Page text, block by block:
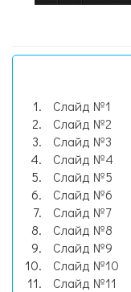
Слайд №1
Слайд №2
Слайд №3
Слайд №4
Слайд №5
Слайд №6
Слайд №7
Слайд №8
Слайд №9
Слайд №10
Слайд №11